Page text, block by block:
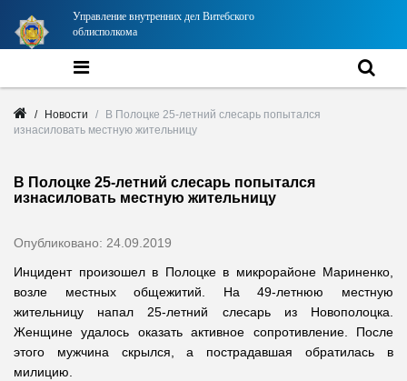
Управление внутренних дел Витебского
облисполкома
Новости
В Полоцке 25-летний слесарь попытался
изнасиловать местную жительницу
В Полоцке 25-летний слесарь попытался
изнасиловать местную жительницу
Опубликовано: 24.09.2019
Инцидент произошел в Полоцке в микрорайоне Мариненко,
возле местных общежитий. На 49-летнюю местную
жительницу напал 25-летний слесарь из Новополоцка.
Женщине удалось оказать активное сопротивление. После
этого мужчина скрылся, а пострадавшая обратилась в
милицию.